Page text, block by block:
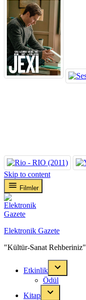
Skip to content
Filmler
Elektronik Gazete
"Kültür-Sanat Rehberiniz"
Etkinlik
Ödül
Kitap